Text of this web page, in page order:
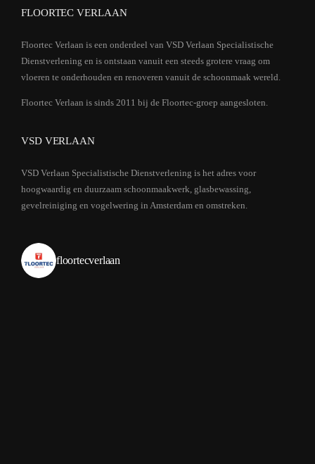
FLOORTEC VERLAAN
Floortec Verlaan is een onderdeel van VSD Verlaan Specialistische
Dienstverlening en is ontstaan vanuit een steeds grotere vraag om
vloeren te onderhouden en renoveren vanuit de schoonmaak wereld.
Floortec Verlaan is sinds 2011 bij de Floortec-groep aangesloten.
VSD VERLAAN
VSD Verlaan Specialistische Dienstverlening is het adres voor
hoogwaardig en duurzaam schoonmaakwerk, glasbewassing,
gevelreiniging en vogelwering in Amsterdam en omstreken.
floortecverlaan